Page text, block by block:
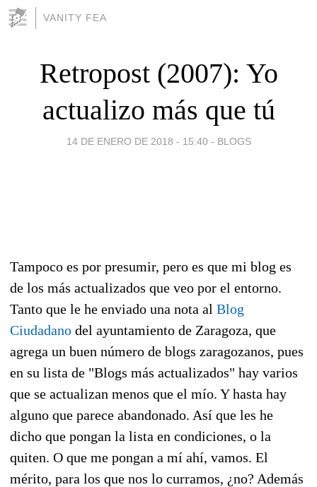
VANITY FEA
Retropost (2007): Yo
actualizo más que tú
14 DE ENERO DE 2018 - 15:40 - BLOGS
Tampoco es por presumir, pero es que mi blog es
de los más actualizados que veo por el entorno.
Tanto que le he enviado una nota al Blog
Ciudadano del ayuntamiento de Zaragoza, que
agrega un buen número de blogs zaragozanos, pues
en su lista de "Blogs más actualizados" hay varios
que se actualizan menos que el mío. Y hasta hay
alguno que parece abandonado. Así que les he
dicho que pongan la lista en condiciones, o la
quiten. O que me pongan a mí ahí, vamos. El
mérito, para los que nos lo curramos, ¿no? Además